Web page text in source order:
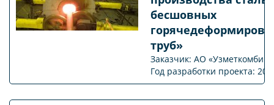
бесшовных
труб»
Заказчик: АО
Год разработки проекта: